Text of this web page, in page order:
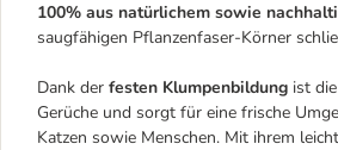
100% aus natürlichem sowie
saugfähigen Pflanzenfaser-Körner
Dank der festen Klumpenbildung ist
Gerüche und sorgt für eine frische
Katzen sowie Menschen. Mit ihrem